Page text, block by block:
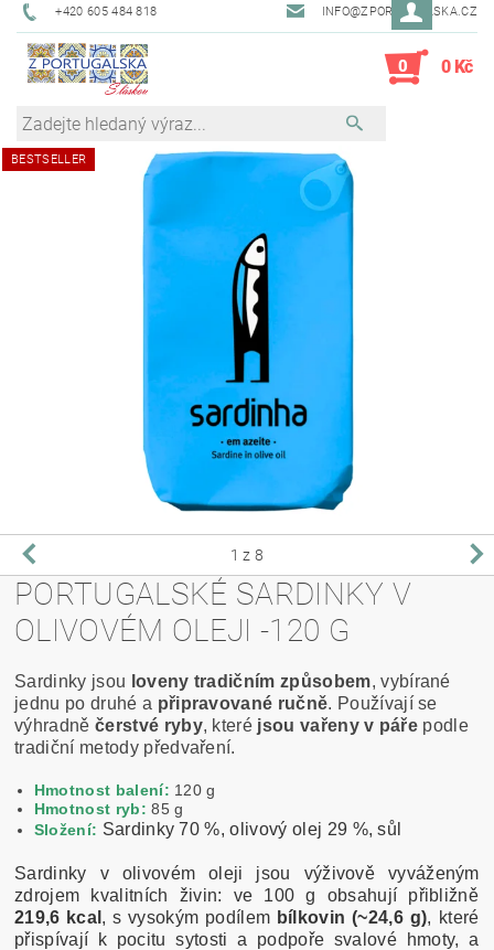
+420 605 484 818 INFO@ZPORTUGALSKA.CZ
0 0 Kč
BESTSELLER
1 z 8
PORTUGALSKÉ SARDINKY V
OLIVOVÉM OLEJI -120 G
Sardinky jsou loveny tradičním způsobem, vybírané
jednu po druhé a připravované ručně. Používají se
výhradně čerstvé ryby, které jsou vařeny v páře podle
tradiční metody předvaření.
Hmotnost balení: 120 g
Hmotnost ryb: 85 g
Složení: Sardinky 70 %, olivový olej 29 %, sůl
Sardinky v olivovém oleji jsou výživově vyváženým
zdrojem kvalitních živin: ve 100 g obsahují přibližně
219,6 kcal , s vysokým podílem bílkovin (~24,6 g), které
přispívají k pocitu sytosti a podpoře svalové hmoty, a